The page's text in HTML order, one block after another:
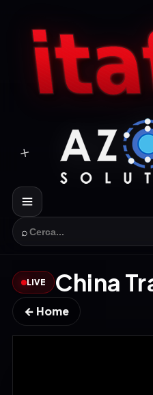
⌕
LIVE China
← Home